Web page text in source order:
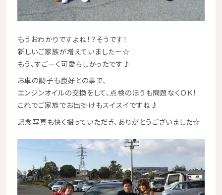
もうおわかりですよね！？そうです！
新しいご家族が増えていましたー☆
もう、すごーく可愛らしかったです♪
お車の調子も良好との事で、
エンジンオイルの交換をして、点検のほうも問題なくＯＫ！
これでご家族でお出掛けもスイスイですね♪
記念写真も快く撮っていただき、ありがとうございました☆